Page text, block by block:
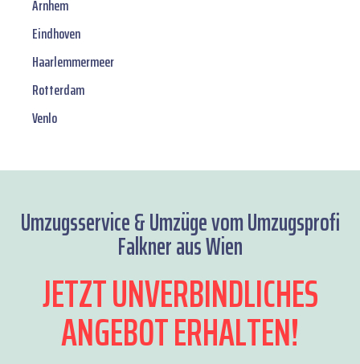
Arnhem
Eindhoven
Haarlemmermeer
Rotterdam
Venlo
Umzugsservice & Umzüge vom Umzugsprofi
Falkner aus Wien
JETZT UNVERBINDLICHES
ANGEBOT ERHALTEN!